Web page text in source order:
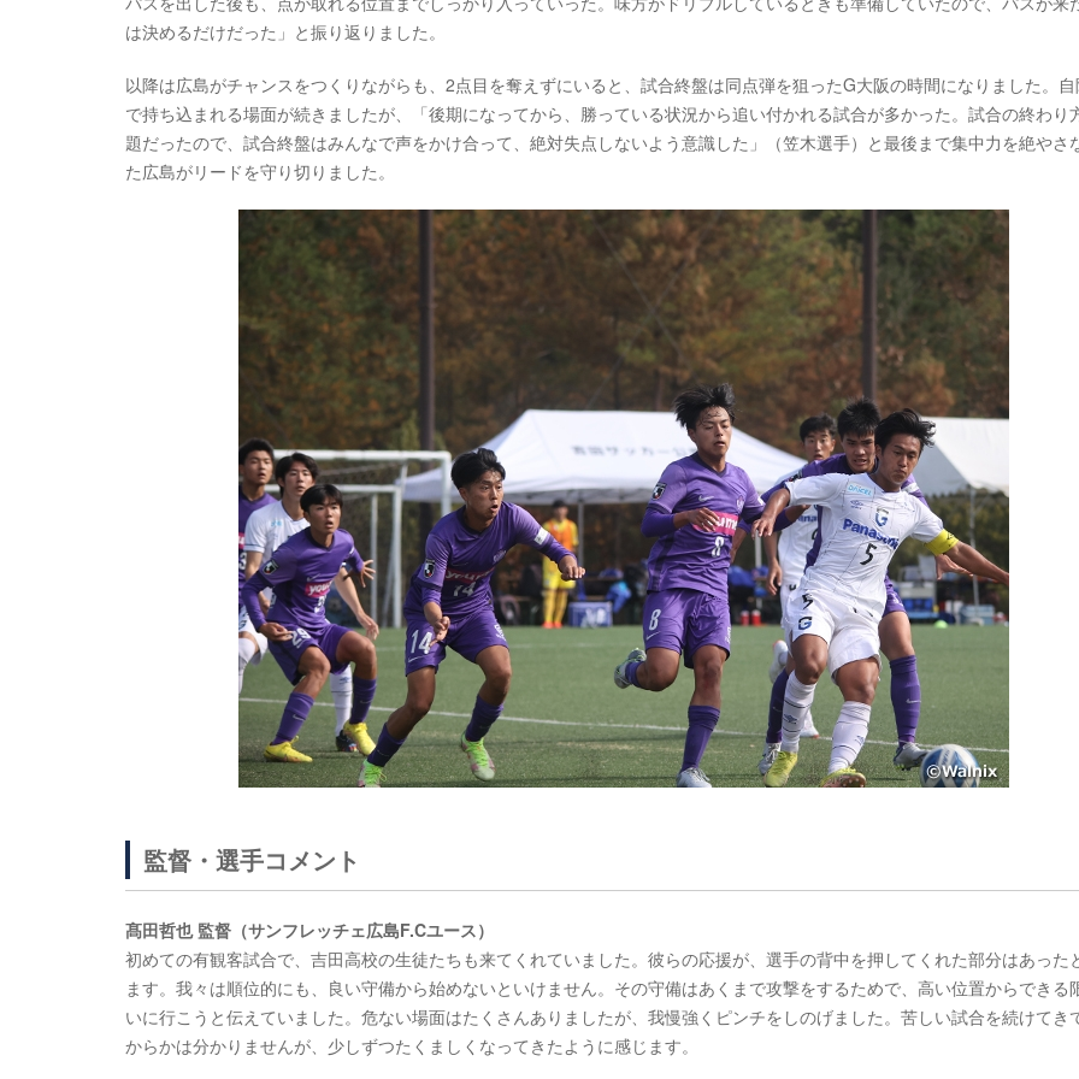
は決めるだけだった」と振り返りました。
以降は広島がチャンスをつくりながらも、2点目を奪えずにいると、試合終盤は同点弾を狙ったG大阪の時間になりました。自
で持ち込まれる場面が続きましたが、「後期になってから、勝っている状況から追い付かれる試合が多かった。試合の終わり
題だったので、試合終盤はみんなで声をかけ合って、絶対失点しないよう意識した」（笠木選手）と最後まで集中力を絶やさ
た広島がリードを守り切りました。
監督・選手コメント
髙田哲也 監督（サンフレッチェ広島F.Cユース）
初めての有観客試合で、吉田高校の生徒たちも来てくれていました。彼らの応援が、選手の背中を押してくれた部分はあった
ます。我々は順位的にも、良い守備から始めないといけません。その守備はあくまで攻撃をするためで、高い位置からできる
いに行こうと伝えていました。危ない場面はたくさんありましたが、我慢強くピンチをしのげました。苦しい試合を続けてき
からかは分かりませんが、少しずつたくましくなってきたように感じます。